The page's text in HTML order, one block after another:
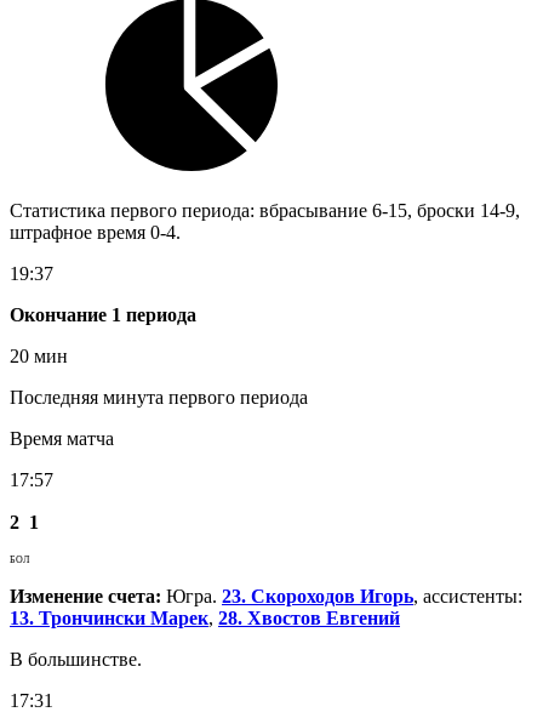
Статистика первого периода: вбрасывание 6-15, броски 14-9,
штрафное время 0-4.
19:37
Окончание 1 периода
20 мин
Последняя минута первого периода
Время матча
17:57
2 1
БОЛ
Изменение счета: Югра. 23. Скороходов Игорь, ассистенты:
13. Трончински Марек, 28. Хвостов Евгений
В большинстве.
17:31